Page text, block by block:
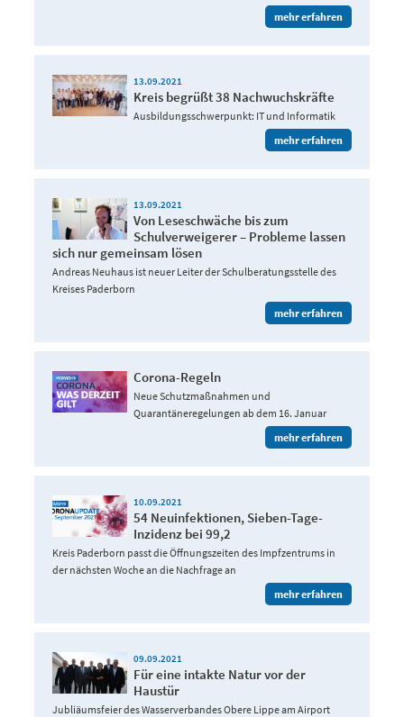
mehr erfahren
13.09.2021
Kreis begrüßt 38 Nachwuchskräfte
Ausbildungsschwerpunkt: IT und Informatik
mehr erfahren
13.09.2021
Von Leseschwäche bis zum
Schulverweigerer – Probleme lassen
sich nur gemeinsam lösen
Andreas Neuhaus ist neuer Leiter der Schulberatungsstelle des
Kreises Paderborn
mehr erfahren
Corona-Regeln
Neue Schutzmaßnahmen und
Quarantäneregelungen ab dem 16. Januar
mehr erfahren
10.09.2021
54 Neuinfektionen, Sieben-Tage-
Inzidenz bei 99,2
Kreis Paderborn passt die Öffnungszeiten des Impfzentrums in
der nächsten Woche an die Nachfrage an
mehr erfahren
09.09.2021
Für eine intakte Natur vor der
Haustür
Jubliäumsfeier des Wasserverbandes Obere Lippe am Airport